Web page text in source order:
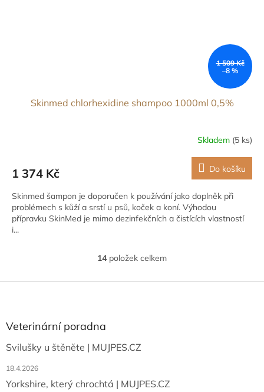
1 509 Kč
–8 %
Skinmed chlorhexidine shampoo 1000ml 0,5%
Skladem (5 ks)
1 374 Kč Do košíku
Skinmed šampon je doporučen k používání jako doplněk při
problémech s kůží a srstí u psů, koček a koní. Výhodou
přípravku SkinMed je mimo dezinfekčních a čistících vlastností
i...
O
l
í
p
k
14položek celkem
aVeterinární poradna
Svilušky u štěněte | MUJPES.CZ
18.4.2026
Yorkshire, který chrochtá | MUJPES.CZ